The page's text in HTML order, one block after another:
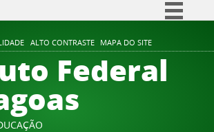
ALTO CONTRASTE MAPA DO SITE
Comunica BR
Participe
Federal